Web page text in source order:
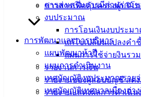
การส่งเสริมการมีส่วนร่วม
งบประมาณ
การโอนเงินงบประม
แก้ไขเปลี่ยนแปลงคำ
แผนการใช้จ่ายงินรวม
รายงานการเงิน
รายงานของผู้สอบบัญชี สตง
รายงานแสดงผลการดำเนิ
ข่าวสารเพื่อคุ้มครองผู้บริโ
การพัฒนาและการบริหาร
แผนพัฒนาห้าปี
แผนการดำเนินงาน
เทศบัญญัติงบประมาณรายจ่
เทศบัญญัติเทศบาลเมืองอ่า
ฟอร์ม,
เอกสาร
คู่มือ
สำหรับ
ประชาชน/
คู่มือการ
ปฏิบัติ